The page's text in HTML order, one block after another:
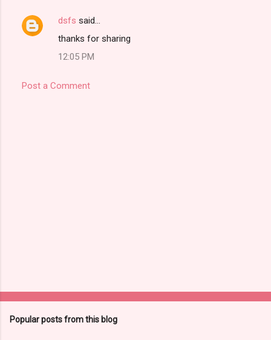
dsfs said…
thanks for sharing
12:05 PM
Post a Comment
Popular posts from this blog